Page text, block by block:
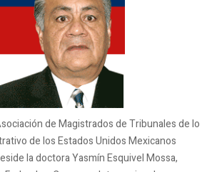
de Magistrados de Tribunales de lo
de los Estados Unidos Mexicanos
la doctora Yasmín Esquivel Mossa,